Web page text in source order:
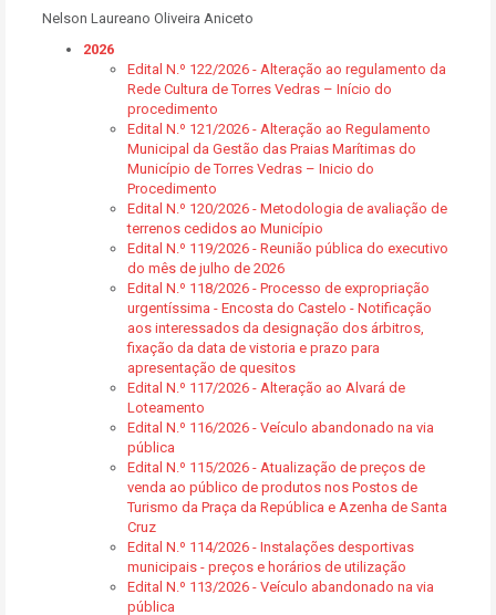
Nelson Laureano Oliveira Aniceto
2026
Edital N.º 122/2026 - Alteração ao regulamento da
Rede Cultura de Torres Vedras – Início do
procedimento
Edital N.º 121/2026 - Alteração ao Regulamento
Municipal da Gestão das Praias Marítimas do
Município de Torres Vedras – Inicio do
Procedimento
Edital N.º 120/2026 - Metodologia de avaliação de
terrenos cedidos ao Município
Edital N.º 119/2026 - Reunião pública do executivo
do mês de julho de 2026
Edital N.º 118/2026 - Processo de expropriação
urgentíssima - Encosta do Castelo - Notificação
aos interessados da designação dos árbitros,
fixação da data de vistoria e prazo para
apresentação de quesitos
Edital N.º 117/2026 - Alteração ao Alvará de
Loteamento
Edital N.º 116/2026 - Veículo abandonado na via
pública
Edital N.º 115/2026 - Atualização de preços de
venda ao público de produtos nos Postos de
Turismo da Praça da República e Azenha de Santa
Cruz
Edital N.º 114/2026 - Instalações desportivas
municipais - preços e horários de utilização
Edital N.º 113/2026 - Veículo abandonado na via
pública